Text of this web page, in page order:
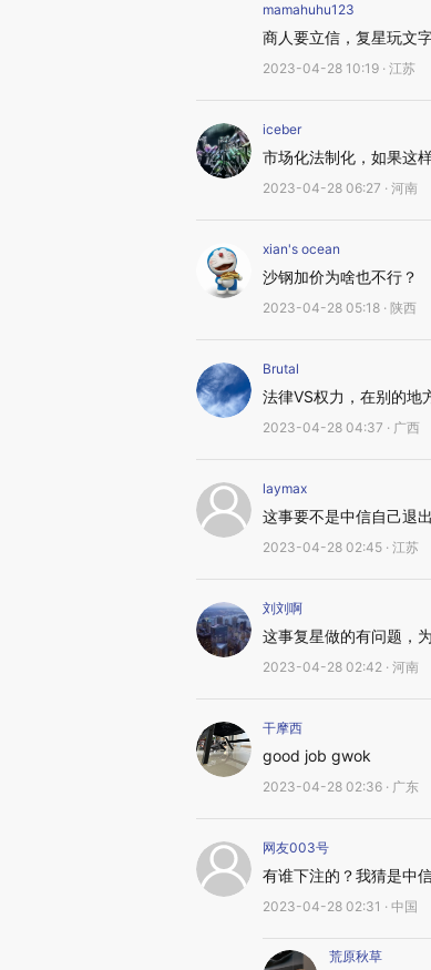
mamahuhu123
商人要立信，复星玩文
2023-04-28 10:19 · 江苏
iceber
市场化法制化，如果这
2023-04-28 06:27 · 河南
xian's ocean
沙钢加价为啥也不行？
2023-04-28 05:18 · 陕西
Brutal
法律VS权力，在别的地
2023-04-28 04:37 · 广西
laymax
这事要不是中信自己退
2023-04-28 02:45 · 江苏
刘刘啊
这事复星做的有问题，
2023-04-28 02:42 · 河南
干摩西
good job gwok
2023-04-28 02:36 · 广东
网友003号
有谁下注的？我猜是中
2023-04-28 02:31 · 中国
荒原秋草